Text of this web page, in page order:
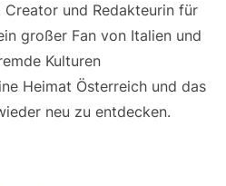
und Redakteurin für
großer Fan von Italien und
Kulturen
Heimat Österreich und das
neu zu entdecken.